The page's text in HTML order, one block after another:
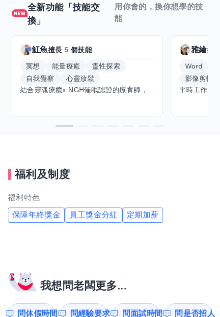
全新功能「技能交
換」
用你會的，換你想學的技
能
魟魚擅長5 個技能
冥想 能量療癒
靈性探索
自我覺察
心靈放鬆
雅綸擅
Word
影像剪輯
福利及制度
福利特色
保障年終獎金 員工獎金分紅 定期加薪
我想問老闆更多...
問休假時間 問經驗要求 問面試時間 問是否招人